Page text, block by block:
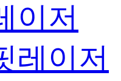
이저
레이저